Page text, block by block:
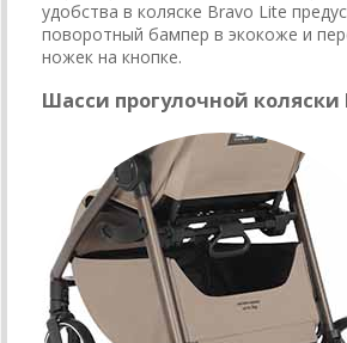
удобства в коляске Bravo Lite
поворотный бампер в экокоже и
ножек на кнопке.
Шасси прогулочной коляски